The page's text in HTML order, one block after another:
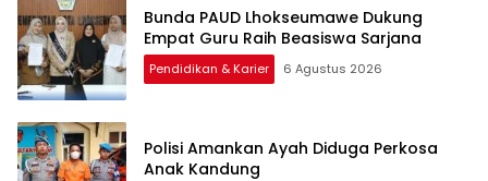
Bunda PAUD Lhokseumawe Dukung
Empat Guru Raih Beasiswa Sarjana
Pendidikan & Karier 6 Agustus 2026
Polisi Amankan Ayah Diduga Perkosa
Anak Kandung